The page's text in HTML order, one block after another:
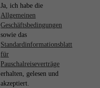
Ja, ich habe die
Allgemeinen
Geschäftsbedingungen
sowie das
Standardinformationsblatt
für
Pauschalreiseverträge
erhalten, gelesen und
akzeptiert.